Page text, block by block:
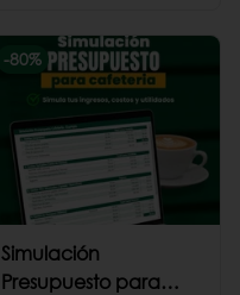
-80%
Simulación
Presupuesto para